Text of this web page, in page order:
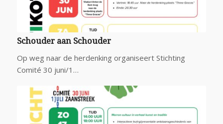
Schouder aan Schouder
Op weg naar de herdenking organiseert Stichting
Comité 30 juni/1…